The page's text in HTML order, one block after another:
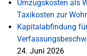
Umzugskosten als
Taxikosten zur
Kapitalabfindung
24. Juni 2026